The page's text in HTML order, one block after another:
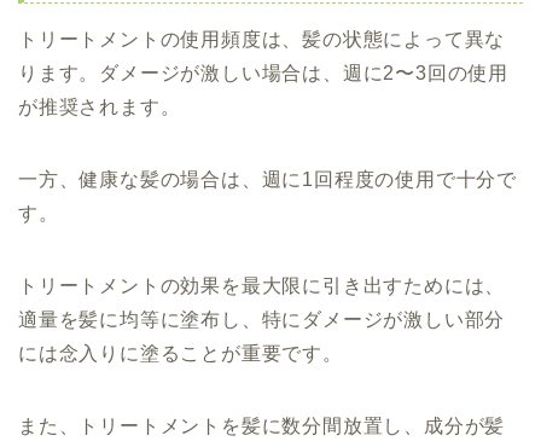
トリートメントの使用頻度は、髪の状態によって異な
ります。ダメージが激しい場合は、週に2〜3回の使用
が推奨されます。
一方、健康な髪の場合は、週に1回程度の使用で十分で
す。
トリートメントの効果を最大限に引き出すためには、
適量を髪に均等に塗布し、特にダメージが激しい部分
には念入りに塗ることが重要です。
また、トリートメントを髪に数分間放置し、成分が髪